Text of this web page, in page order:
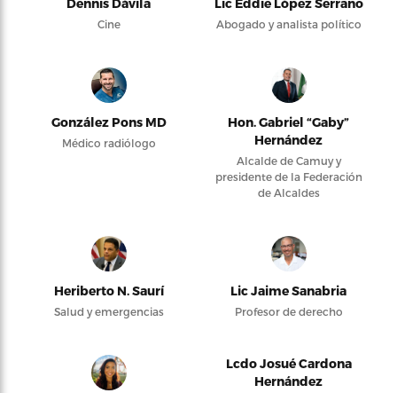
Cine Abogado y analista político
González Pons MD
Médico radiólogo
Hon. Gabriel “Gaby”
Hernández
Alcalde de Camuy y
presidente de la Federación
de Alcaldes
Heriberto N. Saurí
Salud y emergencias
Lic Jaime Sanabria
Profesor de derecho
Lcdo Josué Cardona
Hernández